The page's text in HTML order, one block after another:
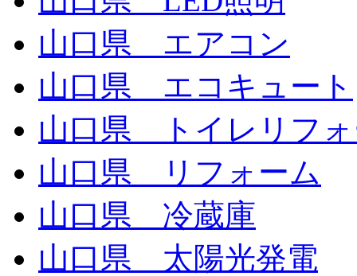
山口県 エアコン
山口県 エコキュート
山口県 トイレリフ
山口県 リフォーム
山口県 冷蔵庫
山口県 太陽光発電